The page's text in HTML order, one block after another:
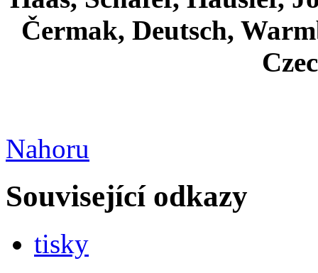
Čermak, Deutsch,
Nahoru
Související odkazy
tisky